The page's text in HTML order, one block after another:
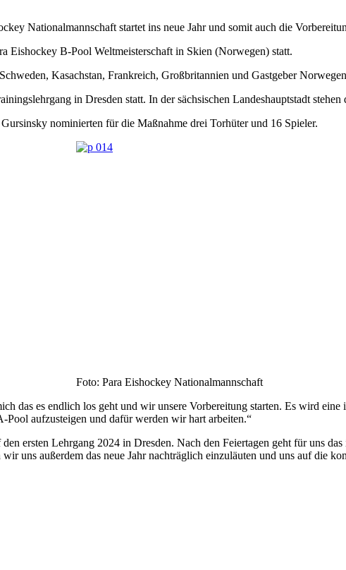
Nationalmannschaft startet ins neue Jahr und somit auch die
Eishockey B-Pool Weltmeisterschaft in Skien (Norwegen) statt.
Kasachstan, Frankreich, Großbritannien und Gastgeber
in Dresden statt. In der sächsischen Landeshauptstadt
nominierten für die Maßnahme drei Torhüter und 16 Spieler.
Foto: Para Eishockey Nationalmannschaft
das es endlich los geht und wir unsere Vorbereitung starten. Es wird
aufzusteigen und dafür werden wir hart arbeiten.“
ersten Lehrgang 2024 in Dresden. Nach den Feiertagen geht für uns
uns außerdem das neue Jahr nachträglich einzuläuten und uns auf die